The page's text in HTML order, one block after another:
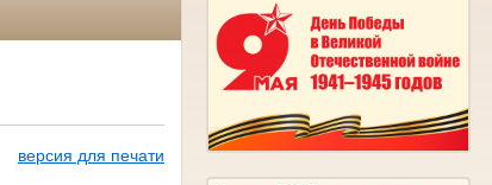
версия для печати